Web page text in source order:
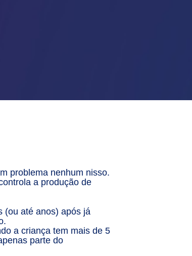
problema nenhum nisso.
a produção de
(ou até anos) após já
a criança tem mais de 5
parte do